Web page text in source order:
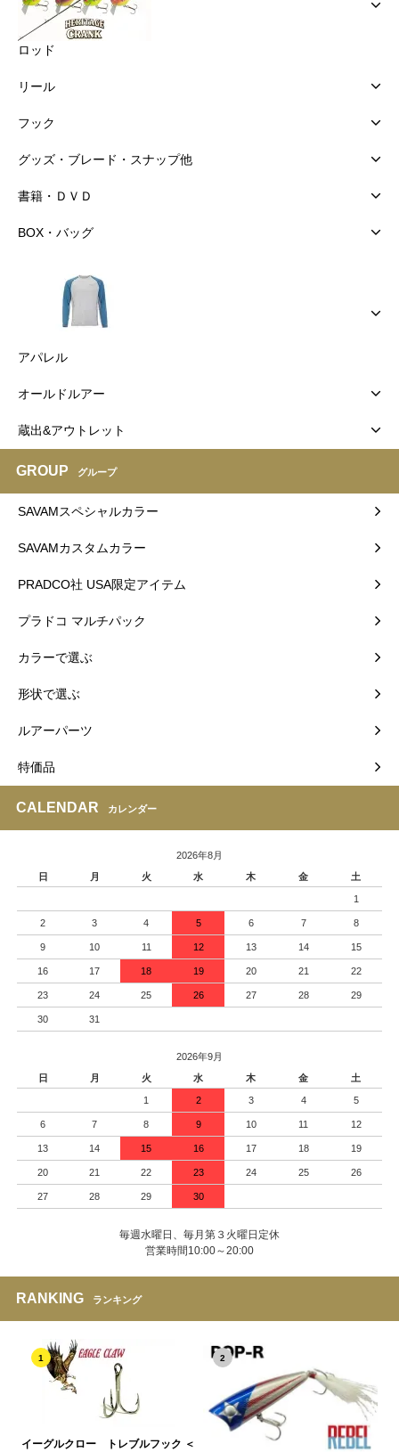
ロッド
リール
フック
グッズ・ブレード・スナップ他
書籍・ＤＶＤ
BOX・バッグ
アパレル
オールドルアー
蔵出&アウトレット
GROUP グループ
SAVAMスペシャルカラー
SAVAMカスタムカラー
PRADCO社 USA限定アイテム
プラドコ マルチパック
カラーで選ぶ
形状で選ぶ
ルアーパーツ
特価品
CALENDAR カレンダー
2026年8月
日
月 火 水 木 金 土
1
2 3 4 5 6 7 8
9 10 11 12 13 14 15
16 17 18 19 20 21 22
23 24 25 26 27 28 29
30 31
2026年9月
日
月 火 水 木 金 土
1 2 3 4 5
6 7 8 9 10 11 12
13 14 15 16 17 18 19
20 21 22 23 24 25 26
27 28 29 30
毎週水曜日、毎月第３火曜日定休
営業時間10:00～20:00
RANKING ランキング
1
イーグルクロー トレブルフック ＜
2